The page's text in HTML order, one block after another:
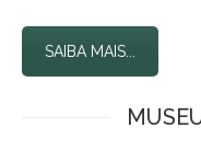
SAIBA MAIS...